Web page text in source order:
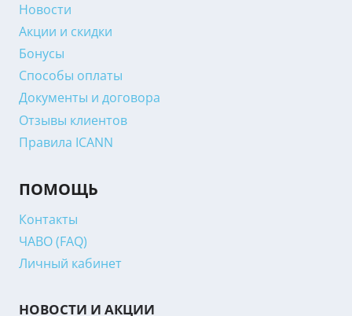
Новости
Акции и скидки
Бонусы
Способы оплаты
Документы и договора
Отзывы клиентов
Правила ICANN
ПОМОЩЬ
Контакты
ЧАВО (FAQ)
Личный кабинет
НОВОСТИ И АКЦИИ